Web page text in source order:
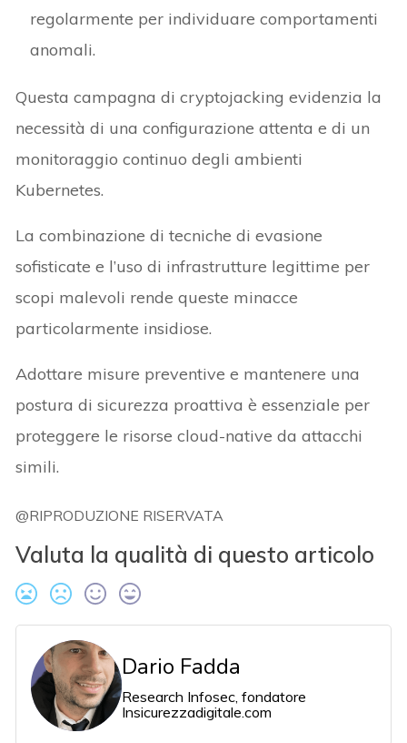
regolarmente per individuare comportamenti
anomali.
Questa campagna di cryptojacking evidenzia la
necessità di una configurazione attenta e di un
monitoraggio continuo degli ambienti
Kubernetes.
La combinazione di tecniche di evasione
sofisticate e l’uso di infrastrutture legittime per
scopi malevoli rende queste minacce
particolarmente insidiose.
Adottare misure preventive e mantenere una
postura di sicurezza proattiva è essenziale per
proteggere le risorse cloud-native da attacchi
simili.
@RIPRODUZIONE RISERVATA
Valuta la qualità di questo articolo
Dario Fadda
Research Infosec, fondatore
Insicurezzadigitale.com